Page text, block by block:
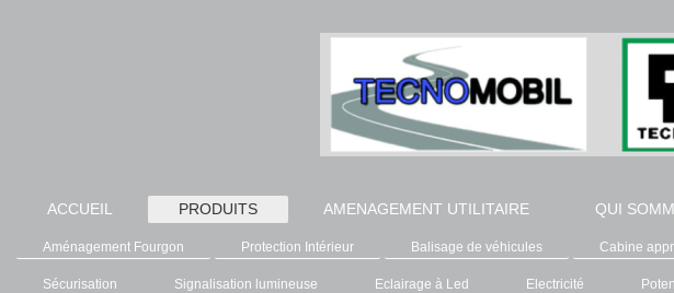
ACCUEIL PRODUITS AMENAGEMENT UTILITAIRE QUI
Aménagement Fourgon Protection Intérieur Balisage de véhicules Cabine
Sécurisation Signalisation lumineuse Eclairage à Led Electricité